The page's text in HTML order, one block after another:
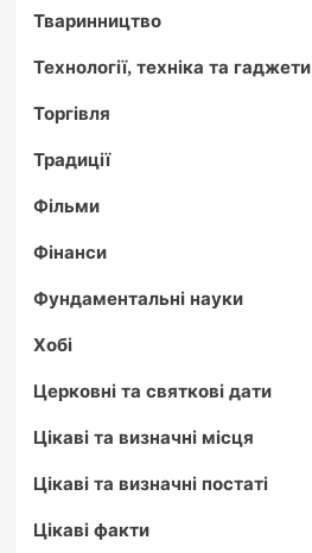
Тваринництво
Технології, техніка та гаджети
Торгівля
Традиції
Фільми
Фінанси
Фундаментальні науки
Хобі
Церковні та святкові дати
Цікаві та визначні місця
Цікаві та визначні постаті
Цікаві факти